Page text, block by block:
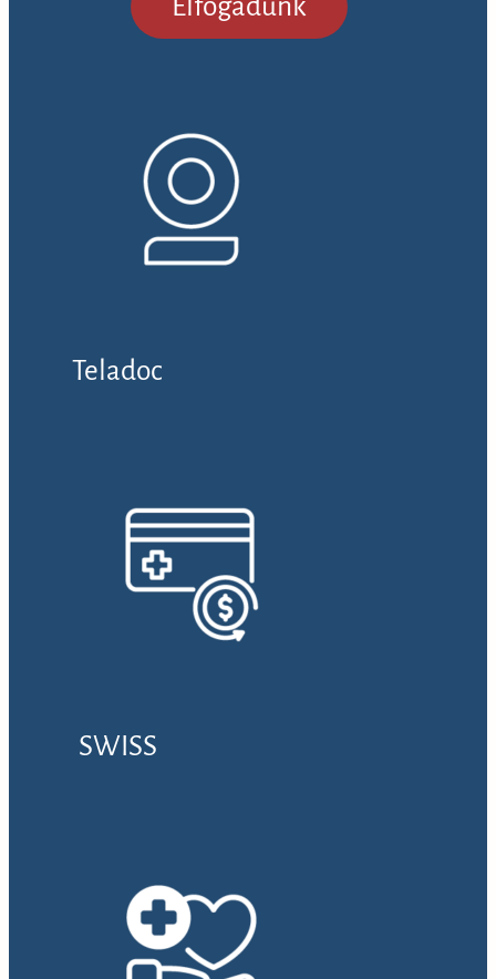
Elfogadunk
Teladoc
SWISS